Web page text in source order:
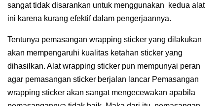
sangat tidak disarankan untuk menggunakan kedua alat
ini karena kurang efektif dalam pengerjaannya.
Tentunya pemasangan wrapping sticker yang dilakukan
akan mempengaruhi kualitas ketahan sticker yang
dihasilkan. Alat wrapping sticker pun mempunyai peran
agar pemasangan sticker berjalan lancar Pemasangan
wrapping sticker akan sangat mengecewakan apabila